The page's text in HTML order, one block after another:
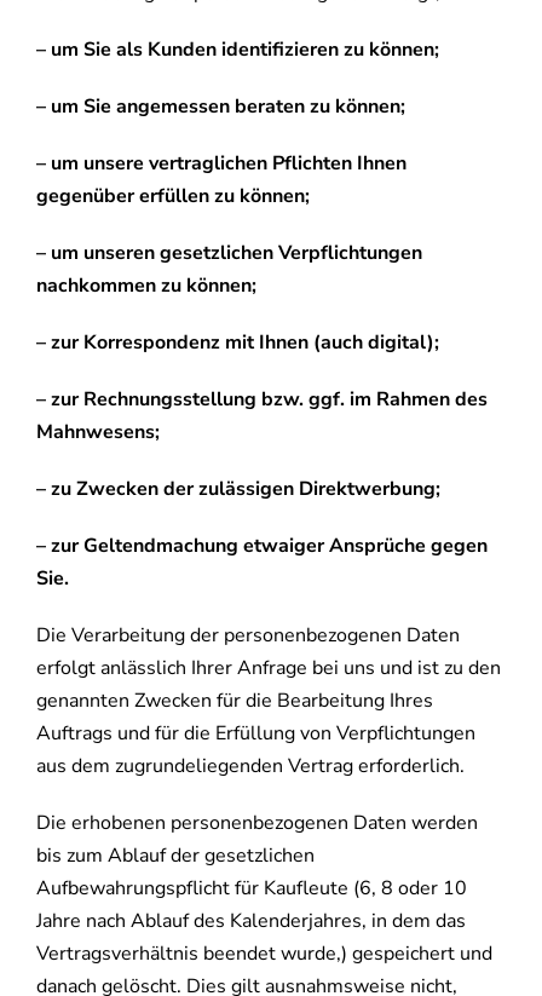
– um Sie als Kunden identifizieren zu können;
– um Sie angemessen beraten zu können;
– um unsere vertraglichen Pflichten Ihnen
gegenüber erfüllen zu können;
– um unseren gesetzlichen Verpflichtungen
nachkommen zu können;
– zur Korrespondenz mit Ihnen (auch digital);
– zur Rechnungsstellung bzw. ggf. im Rahmen des
Mahnwesens;
– zu Zwecken der zulässigen Direktwerbung;
– zur Geltendmachung etwaiger Ansprüche gegen
Sie.
Die Verarbeitung der personenbezogenen Daten
erfolgt anlässlich Ihrer Anfrage bei uns und ist zu den
genannten Zwecken für die Bearbeitung Ihres
Auftrags und für die Erfüllung von Verpflichtungen
aus dem zugrundeliegenden Vertrag erforderlich.
Die erhobenen personenbezogenen Daten werden
bis zum Ablauf der gesetzlichen
Aufbewahrungspflicht für Kaufleute (6, 8 oder 10
Jahre nach Ablauf des Kalenderjahres, in dem das
Vertragsverhältnis beendet wurde,) gespeichert und
danach gelöscht. Dies gilt ausnahmsweise nicht,